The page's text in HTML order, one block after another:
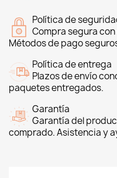
Política de
Compra segura
Métodos de pago
Política de entrega
Plazos de envío
paquetes entregados.
Garantía
Garantía del
comprado. Asistencia y